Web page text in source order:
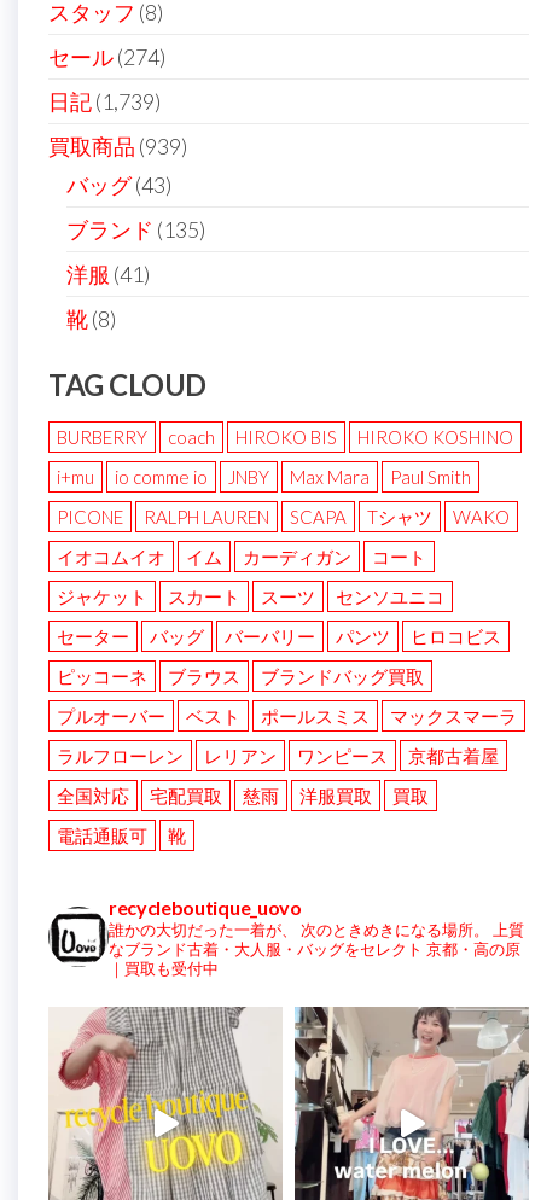
スタッフ (8)
セール(274)
日記(1,739)
買取商品 (939)
バッグ(43)
ブランド (135)
洋服 (41)
靴(8)
TAG CLOUD
BURBERRY coach HIROKO BIS
HIROKO KOSHINO
i+mu
io comme io JNBY Max Mara
Paul Smith
PICONE
RALPH LAUREN SCAPA Tシャツ
WAKO
イオコムイオ
イム カーディガン
コート
ジャケット
スカート スーツ
センソユニコ
セーター
バッグ バーバリー パンツ
ヒロコビス
ピッコーネ
ブラウス
ブランドバッグ買取
プルオーバー
ベスト ポールスミス
マックスマーラ
ラルフローレン
レリアン ワンピース
京都古着屋
全国対応
宅配買取 慈雨 洋服買取
買取
電話通販可
靴
recycleboutique_uovo
誰かの大切だった一着が、 次のときめきになる場所。
上質
なブランド古着・大人服・バッグをセレクト 京都・高の原
｜買取も受付中